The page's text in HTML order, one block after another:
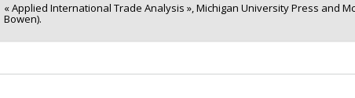
« Applied International Trade Analysis », Michigan University Press and
Bowen).